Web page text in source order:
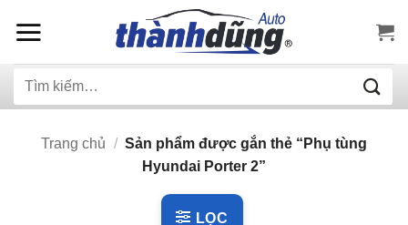
qua
dung
Tìm
Trang chủ / Sản phẩm được gắn thẻ “Phụ tùng
Hyundai Porter 2”
LỌC